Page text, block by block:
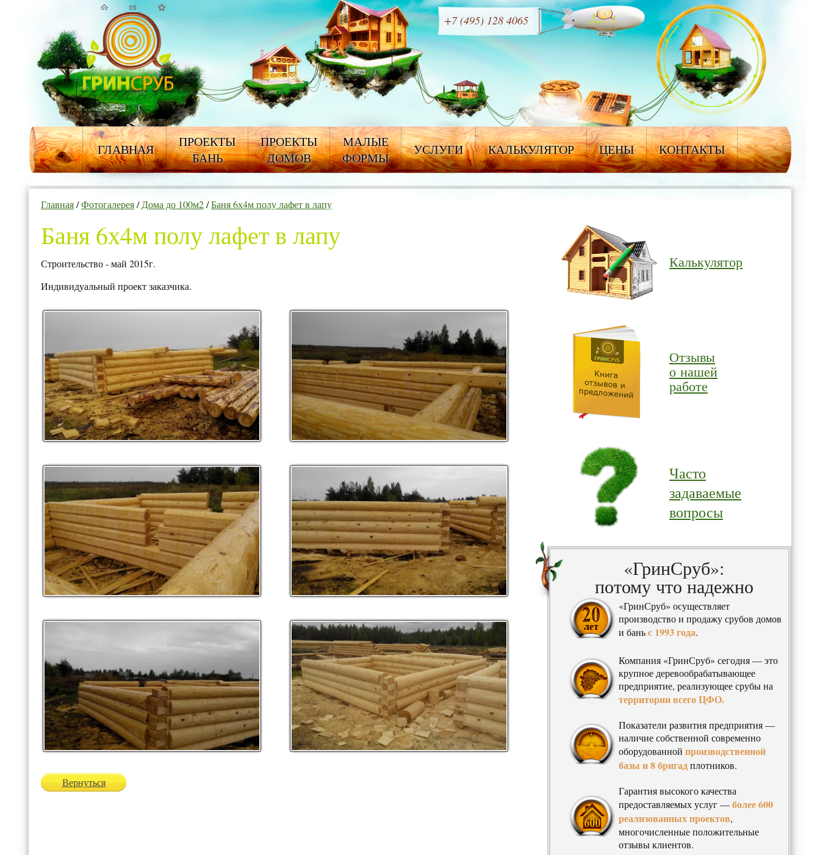
+7 (495) 128 4065
ГЛАВНАЯ
ПРОЕКТЫ
БАНЬ
ПРОЕКТЫ
ДОМОВ
МАЛЫЕ
ФОРМЫ
УСЛУГИ КАЛЬКУЛЯТОР ЦЕНЫ КОНТАКТЫ
Главная/Фотогалерея/Дома до 100м2/Баня 6х4м полу лафет в лапу
Баня 6х4м полу лафет в лапу
Строительство - май 2015г.
Индивидуальный проект заказчика.
Вернуться
Калькулятор
Отзывы
о нашей
работе
Часто
задаваемые
вопросы
«ГринСруб»:
потому что надежно
«ГринСруб» осуществляет
производство и продажу срубов домов
и баньс 1993 года.
Компания «ГринСруб» сегодня — это
крупное деревообрабатывающее
предприятие, реализующее срубы на
территории всего ЦФО.
Показатели развития предприятия —
наличие собственной современно
оборудованной производственной
базы и 8 бригадплотников.
Гарантия высокого качества
предоставляемых услуг —более 600
реализованных проектов,
многочисленные положительные
отзывы клиентов.